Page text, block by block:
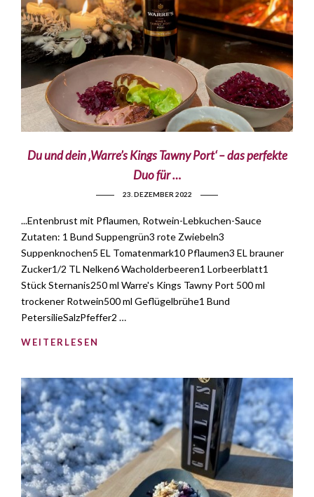
Du und dein ‚Warre’s Kings Tawny Port‘ – das perfekte
Duo für …
23. DEZEMBER 2022
...Entenbrust mit Pflaumen, Rotwein-Lebkuchen-Sauce
Zutaten: 1 Bund Suppengrün3 rote Zwiebeln3
Suppenknochen5 EL Tomatenmark10 Pflaumen3 EL brauner
Zucker1/2 TL Nelken6 Wacholderbeeren1 Lorbeerblatt1
Stück Sternanis250 ml Warre's Kings Tawny Port 500 ml
trockener Rotwein500 ml Geflügelbrühe1 Bund
PetersilieSalzPfeffer2 …
WEITERLESEN